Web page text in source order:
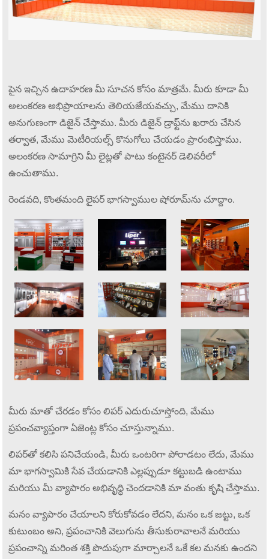
పైన ఇచ్చిన ఉదాహరణ మీ సూచన కోసం మాత్రమే. మీరు కూడా మీ
అలంకరణ అభిప్రాయాలను తెలియజేయవచ్చు, మేము దానికి
అనుగుణంగా డిజైన్ చేస్తాము. మీరు డిజైన్ డ్రాఫ్ట్‌ను ఖరారు చేసిన
తర్వాత, మేము మెటీరియల్స్ కొనుగోలు చేయడం ప్రారంభిస్తాము.
అలంకరణ సామాగ్రిని మీ లైట్లతో పాటు కంటైనర్ డెలివరీలో
ఉంచుతాము.
రెండవది, కొంతమంది లైపర్ భాగస్వాముల షోరూమ్‌ను చూద్దాం.
మీరు మాతో చేరడం కోసం లిపర్ ఎదురుచూస్తోంది, మేము
ప్రపంచవ్యాప్తంగా ఏజెంట్ల కోసం చూస్తున్నాము.
లిపర్‌తో కలిసి పనిచేయండి, మీరు ఒంటరిగా పోరాడటం లేదు, మేము
మా భాగస్వామికి సేవ చేయడానికి ఎల్లప్పుడూ కట్టుబడి ఉంటాము
మరియు మీ వ్యాపారం అభివృద్ధి చెందడానికి మా వంతు కృషి చేస్తాము.
మనం వ్యాపారం చేయాలని కోరుకోవడం లేదని, మనం ఒక జట్టు, ఒక
కుటుంబం అని, ప్రపంచానికి వెలుగును తీసుకురావాలనే మరియు
ప్రపంచాన్ని మరింత శక్తి పొదుపుగా మార్చాలనే ఒకే కల మనకు ఉందని